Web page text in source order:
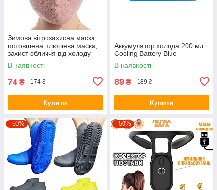
Зимова вітрозахисна маска,
потовщена плюшева маска,
захист обличчя від холоду
для їзди на велосипеді
Рожевий
В наявності
74 ₴ 174 ₴
Купити
Аккумулятор холода 200 мл
Cooling Battery Blue
В наявності
89 ₴ 189 ₴
Купити
–50% –50%